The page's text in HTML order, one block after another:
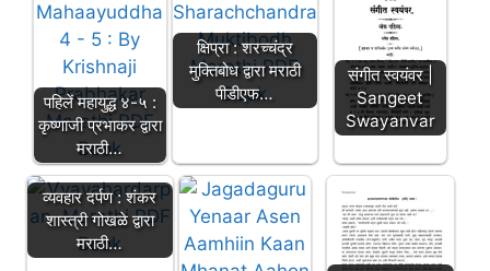
पहिलें महायुद्ध ४-५ :
कृष्णाजी प्रभाकर द्वारा
मराठी…
क्षिप्रा : शरच्चंद्र
मुक्तिबोध द्वारा मराठी
पीडीएफ…
संगीत स्वयंवर |
Sangeet
Swayanvar
व्यवहार दर्पण : शंकर
शास्त्री गोखळे द्वारा
मराठी…